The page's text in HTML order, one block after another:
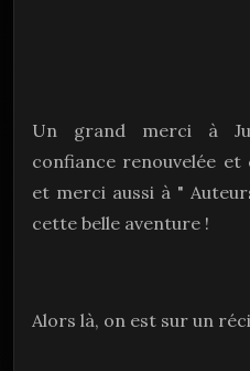
Un grand merci à
confiance renouvelée
et merci aussi à "
cette belle aventure !
Alors là, on est sur un